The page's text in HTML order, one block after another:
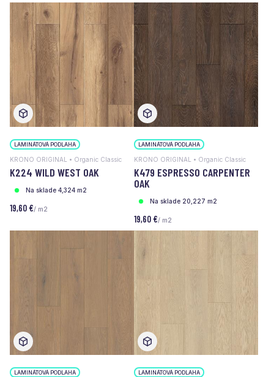
LAMINÁTOVÁ PODLAHA
KRONO ORIGINAL • Organic Classic
K224 WILD WEST OAK
Na sklade 4,324 m2
19,60 €/ m2
LAMINÁTOVÁ PODLAHA
KRONO ORIGINAL • Organic Classic
K479 ESPRESSO CARPENTER
OAK
Na sklade 20,227 m2
19,60 €/ m2
LAMINÁTOVÁ PODLAHA LAMINÁTOVÁ PODLAHA